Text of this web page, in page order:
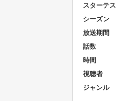
スターテス
シーズン
放送期間
話数
時間
視聴者
ジャンル